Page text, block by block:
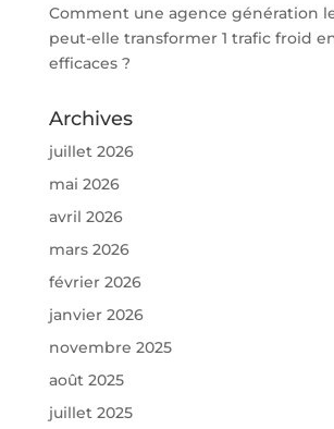
Comment une agence génération
peut-elle transformer 1 trafic froid
efficaces ?
Archives
juillet 2026
mai 2026
avril 2026
mars 2026
février 2026
janvier 2026
novembre 2025
août 2025
juillet 2025